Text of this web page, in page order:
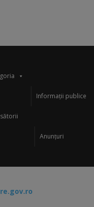
Informații publice
Anunțuri